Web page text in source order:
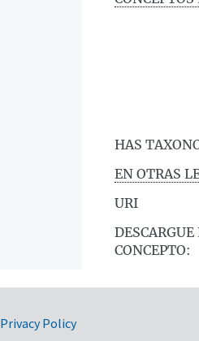
HAS
EN OTRAS
URI
DESCARGUE
CONCEPTO:
Privacy Policy